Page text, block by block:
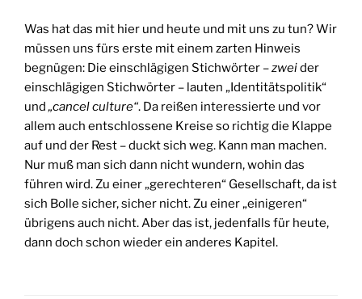
Was hat das mit hier und heute und mit uns zu tun? Wir
müssen uns fürs erste mit einem zarten Hinweis
begnügen: Die einschlägigen Stichwörter –zweider
einschlägigen Stichwörter – lauten „Identitätspolitik“
und„cancel culture“. Da reißen interessierte und vor
allem auch entschlossene Kreise so richtig die Klappe
auf und der Rest – duckt sich weg. Kann man machen.
Nur muß man sich dann nicht wundern, wohin das
führen wird. Zu einer „gerechteren“ Gesellschaft, da ist
sich Bolle sicher, sicher nicht. Zu einer „einigeren“
übrigens auch nicht. Aber das ist, jedenfalls für heute,
dann doch schon wieder ein anderes Kapitel.